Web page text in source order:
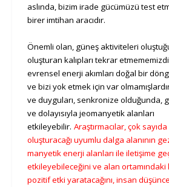
aslında, bizim irade gücümüzü test
birer imtihan aracıdır.
Önemli olan, güneş aktiviteleri
oluşturan kalıpları tekrar
evrensel enerji akımları doğal bir
ve bizi yok etmek için var
ve duyguları, senkronize olduğunda,
ve dolayısıyla jeomanyetik alanları
etkileyebilir. Araştırmacılar, çok
oluşturacağı uyumlu dalga alanının
manyetik enerji alanları ile iletişime
etkileyebileceğini ve alan
pozitif etki yaratacağını, insan